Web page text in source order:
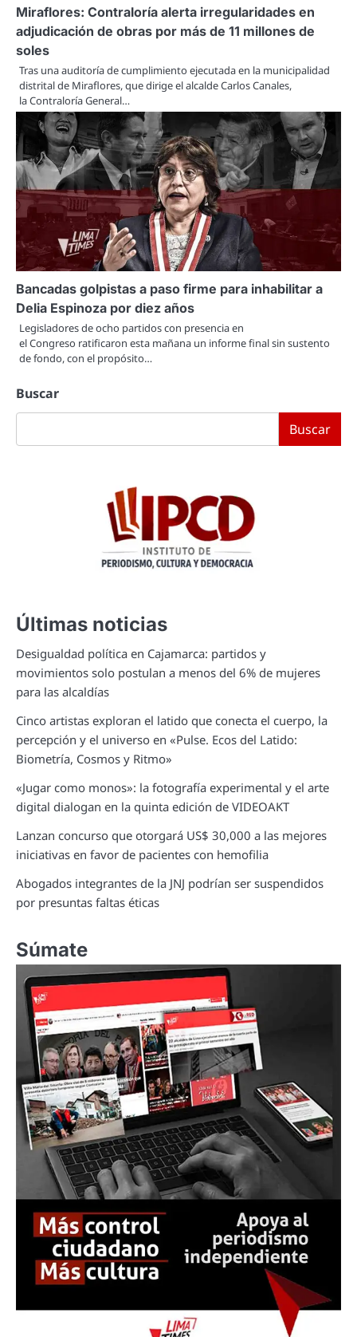
Miraflores: Contraloría alerta irregularidades en
adjudicación de obras por más de 11 millones de
soles
Tras una auditoría de cumplimiento ejecutada en la municipalidad
distrital de Miraflores, que dirige el alcalde Carlos Canales,
la Contraloría General…
Bancadas golpistas a paso firme para inhabilitar a
Delia Espinoza por diez años
Legisladores de ocho partidos con presencia en
el Congreso ratificaron esta mañana un informe final sin sustento
de fondo, con el propósito…
Buscar
Buscar
Últimas noticias
Desigualdad política en Cajamarca: partidos y
movimientos solo postulan a menos del 6% de mujeres
para las alcaldías
Cinco artistas exploran el latido que conecta el cuerpo, la
percepción y el universo en «Pulse. Ecos del Latido:
Biometría, Cosmos y Ritmo»
«Jugar como monos»: la fotografía experimental y el arte
digital dialogan en la quinta edición de VIDEOAKT
Lanzan concurso que otorgará US$ 30,000 a las mejores
iniciativas en favor de pacientes con hemofilia
Abogados integrantes de la JNJ podrían ser suspendidos
por presuntas faltas éticas
Súmate